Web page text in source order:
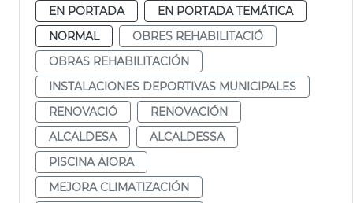
EN PORTADA
EN PORTADA TEMÁTICA
NORMAL
OBRES REHABILITACIÓ
OBRAS REHABILITACIÓN
INSTALACIONES DEPORTIVAS MUNICIPALES
RENOVACIÓ
RENOVACIÓN
ALCALDESA
ALCALDESSA
PISCINA AIORA
MEJORA CLIMATIZACIÓN